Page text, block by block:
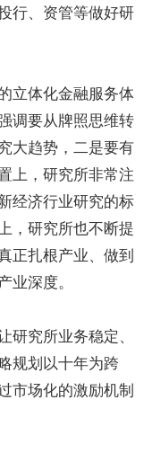
行、资管等做好研
立体化金融服务体
调要从牌照思维转
大趋势，二是要有
上，研究所非常注
经济行业研究的标
，研究所也不断提
正扎根产业、做到
业深度。
研究所业务稳定、
规划以十年为跨
市场化的激励机制